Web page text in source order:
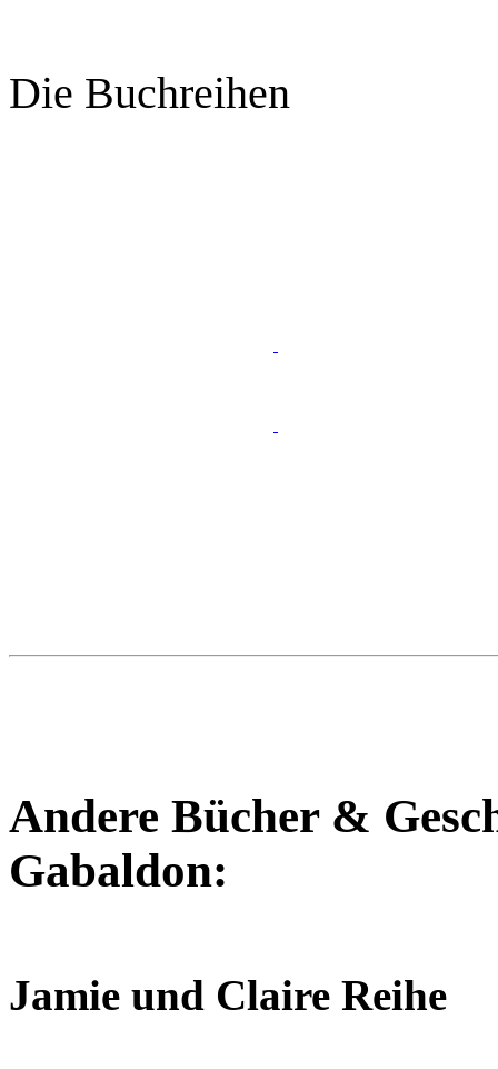
Die Buchreihen
Andere Bücher &
Gabaldon:
Jamie und Claire Reihe